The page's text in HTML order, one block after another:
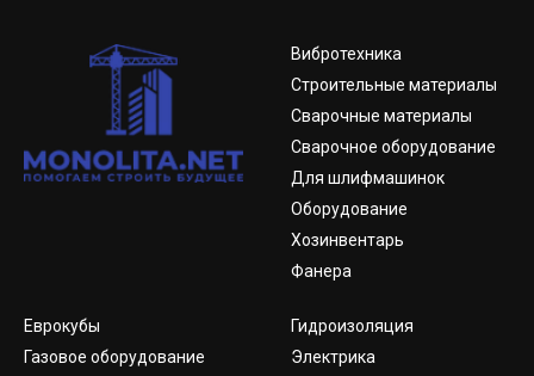
Вибротехника
Строительные материалы
Сварочные материалы
Сварочное оборудование
Для шлифмашинок
Оборудование
Хозинвентарь
Фанера
Еврокубы
Газовое оборудование
Гидроизоляция
Электрика